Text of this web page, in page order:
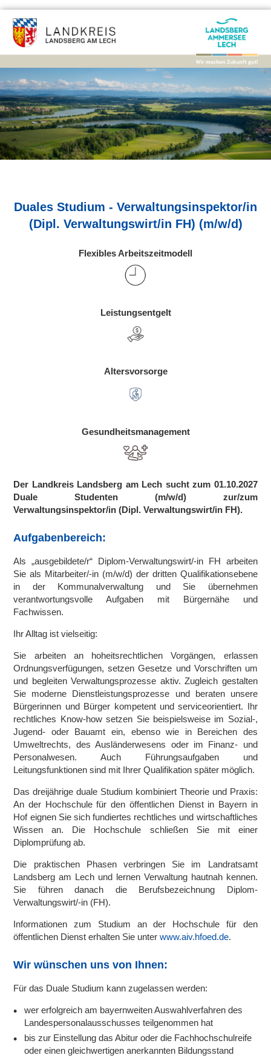
Duales Studium - Verwaltungsinspektor/in
(Dipl. Verwaltungswirt/in FH) (m/w/d)
Flexibles Arbeitszeitmodell
Leistungsentgelt
Altersvorsorge
Gesundheitsmanagement
Der Landkreis Landsberg am Lech sucht zum 01.10.2027
Duale Studenten (m/w/d) zur/zum
Verwaltungsinspektor/in (Dipl. Verwaltungswirt/in FH).
Aufgabenbereich:
Als „ausgebildete/r“ Diplom-Verwaltungswirt/-in FH arbeiten
Sie als Mitarbeiter/-in (m/w/d) der dritten Qualifikationsebene
in der Kommunalverwaltung und Sie übernehmen
verantwortungsvolle Aufgaben mit Bürgernähe und
Fachwissen.
Ihr Alltag ist vielseitig:
Sie arbeiten an hoheitsrechtlichen Vorgängen, erlassen
Ordnungsverfügungen, setzen Gesetze und Vorschriften um
und begleiten Verwaltungsprozesse aktiv. Zugleich gestalten
Sie moderne Dienstleistungsprozesse und beraten unsere
Bürgerinnen und Bürger kompetent und serviceorientiert. Ihr
rechtliches Know-how setzen Sie beispielsweise im Sozial-,
Jugend- oder Bauamt ein, ebenso wie in Bereichen des
Umweltrechts, des Ausländerwesens oder im Finanz- und
Personalwesen. Auch Führungsaufgaben und
Leitungsfunktionen sind mit Ihrer Qualifikation später möglich.
Das dreijährige duale Studium kombiniert Theorie und Praxis:
An der Hochschule für den öffentlichen Dienst in Bayern in
Hof eignen Sie sich fundiertes rechtliches und wirtschaftliches
Wissen an. Die Hochschule schließen Sie mit einer
Diplomprüfung ab.
Die praktischen Phasen verbringen Sie im Landratsamt
Landsberg am Lech und lernen Verwaltung hautnah kennen.
Sie führen danach die Berufsbezeichnung Diplom-
Verwaltungswirt/-in (FH).
Informationen zum Studium an der Hochschule für den
öffentlichen Dienst erhalten Sie unterwww.aiv.hfoed.de.
Wir wünschen uns von Ihnen:
Für das Duale Studium kann zugelassen werden:
wer erfolgreich am bayernweiten Auswahlverfahren des
Landespersonalausschusses teilgenommen hat
bis zur Einstellung das Abitur oder die Fachhochschulreife
oder einen gleichwertigen anerkannten Bildungsstand